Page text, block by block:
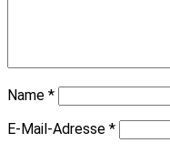
Name *
E-Mail-Adresse *